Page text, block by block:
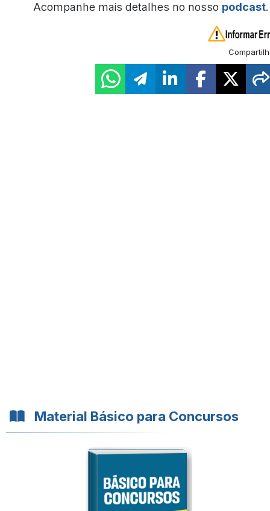
Acompanhe mais detalhes no nosso podcast.
Material Básico para Concursos